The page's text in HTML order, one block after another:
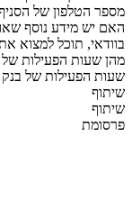
מספר הטלפון של הסניף: 03-
האם יש מידע נוסף
בוודאי, תוכל למצוא
מהן שעות הפעילות של
שעות הפעילות של בנק
שיתוף
שיתוף
פרסומת